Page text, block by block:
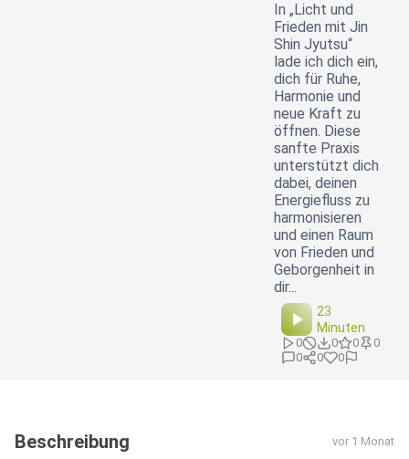
In „Licht und
Frieden mit Jin
Shin Jyutsu“
lade ich dich ein,
dich für Ruhe,
Harmonie und
neue Kraft zu
öffnen. Diese
sanfte Praxis
unterstützt dich
dabei, deinen
Energiefluss zu
harmonisieren
und einen Raum
von Frieden und
Geborgenheit in
dir...
23
Minuten
0 0 0
0
0
0 0
Beschreibung vor 1 Monat